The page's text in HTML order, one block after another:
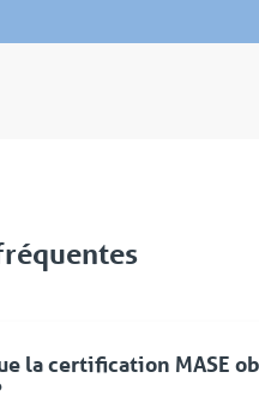
la certification MASE